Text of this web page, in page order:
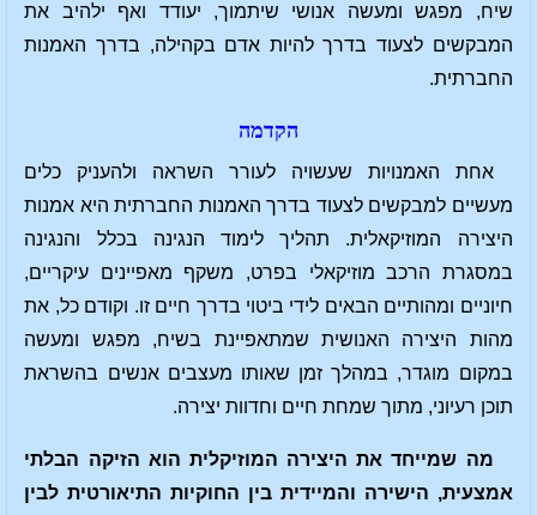
שיח, מפגש ומעשה אנושי שיתמוך, יעודד ואף ילהיב את
המבקשים לצעוד בדרך להיות אדם בקהילה, בדרך האמנות
החברתית.
הקדמה
אחת האמנויות שעשויה לעורר השראה ולהעניק כלים
מעשיים למבקשים לצעוד בדרך האמנות החברתית היא אמנות
היצירה המוזיקאלית. תהליך לימוד הנגינה בכלל והנגינה
במסגרת הרכב מוזיקאלי בפרט, משקף מאפיינים עיקריים,
חיוניים ומהותיים הבאים לידי ביטוי בדרך חיים זו. וקודם כל, את
מהות היצירה האנושית שמתאפיינת בשיח, מפגש ומעשה
במקום מוגדר, במהלך זמן שאותו מעצבים אנשים בהשראת
תוכן רעיוני, מתוך שמחת חיים וחדוות יצירה.
מה שמייחד את היצירה המוזיקלית הוא הזיקה הבלתי
אמצעית, הישירה והמיידית בין החוקיות התיאורטית לבין